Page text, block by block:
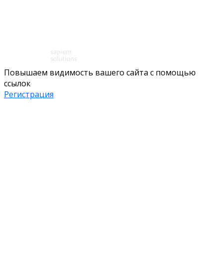
Повышаем видимость вашего сайта с помощью
ссылок
Регистрация